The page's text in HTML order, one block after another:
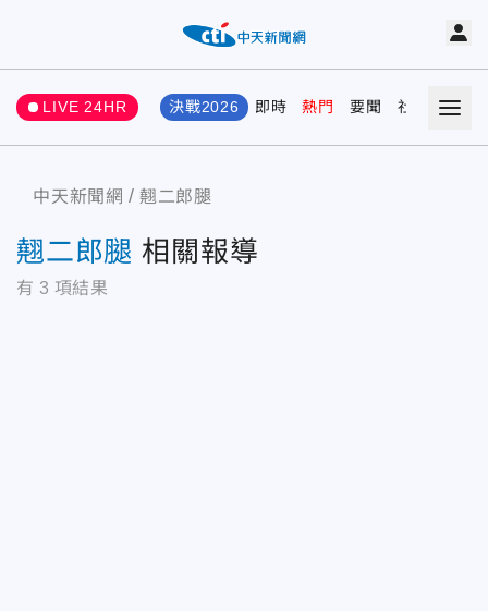
LIVE 24HR 決戰2026 即時 熱門 要聞 社會 娛樂
中天新聞網 翹二郎腿
翹二郎腿 相關報導
有 3 項結果